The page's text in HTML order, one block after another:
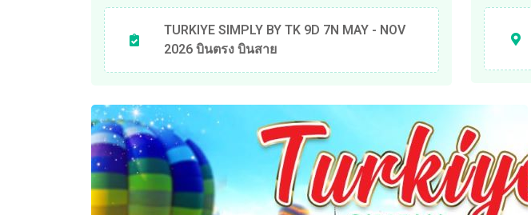
TURKIYE SIMPLY BY TK 9D 7N MAY - NOV
2026 บินตรง บินสาย